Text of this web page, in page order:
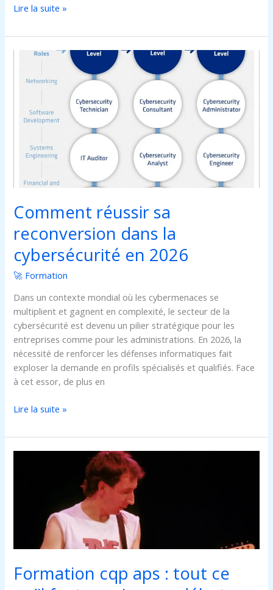
Lire la suite »
Comment réussir sa
reconversion dans la
cybersécurité en 2026
🚀 Formation
Dans un contexte mondial où les cybermenaces se
multiplient et gagnent en complexité, le secteur de la
cybersécurité est devenu un pilier stratégique pour les
entreprises comme pour les administrations. En 2026, la
nécessité de renforcer les défenses informatiques fait
exploser la demande en profils spécialisés et qualifiés. Face
à cet essor, de plus en
Comment
dans
cybersécurité
Lire la suite »
Formation cqp aps : tout ce
savoir
pour